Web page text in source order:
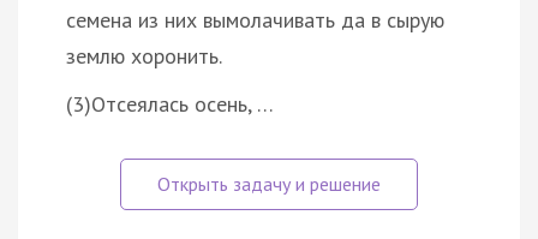
семена из них вымолачивать да в сырую
землю хоронить.
(3)Отсеялась осень, …